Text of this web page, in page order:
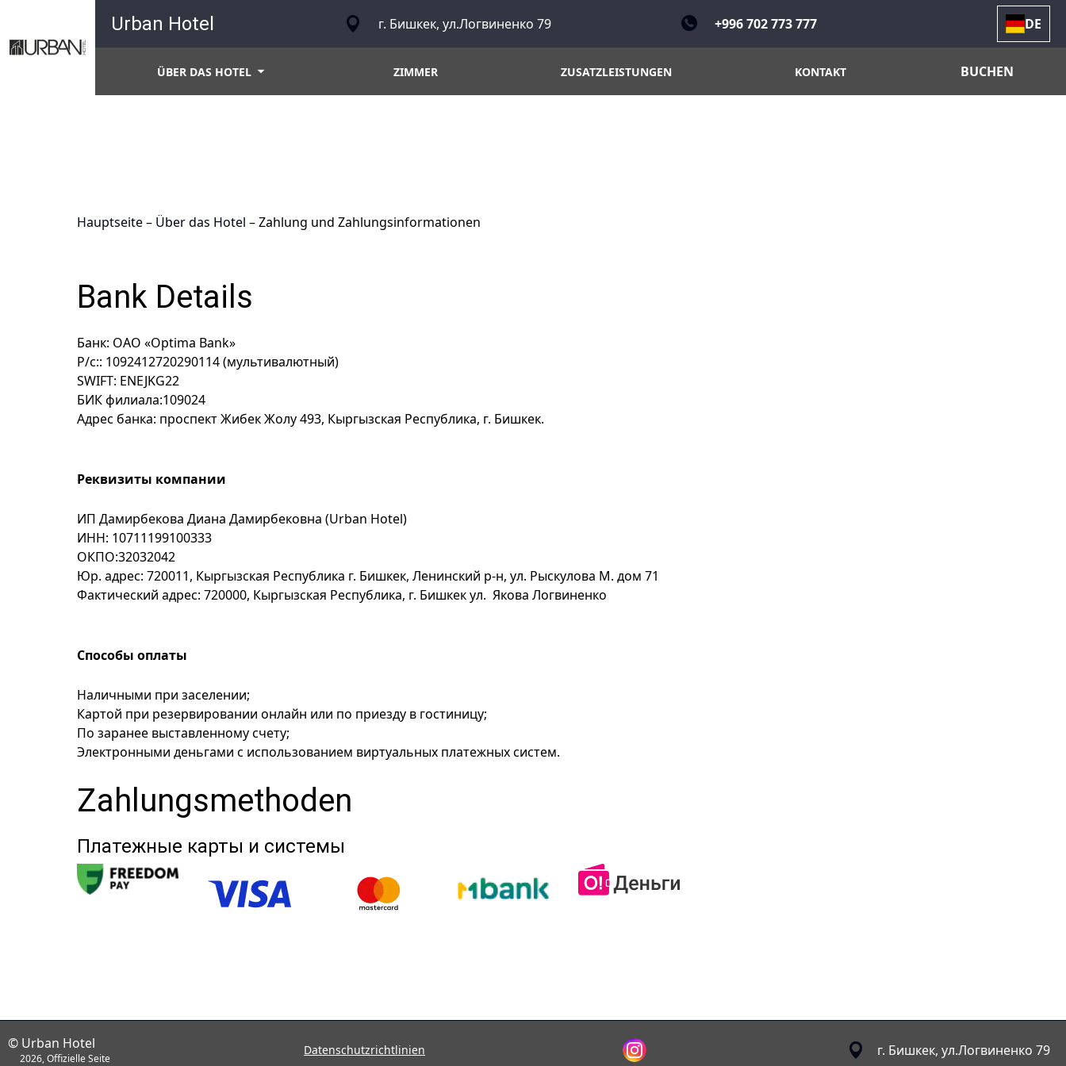
Urban Hotel г. Бишкек, ул.Логвиненко 79 +996 702 773 777 DE
ÜBER DAS HOTEL ZIMMER ZUSATZLEISTUNGEN KONTAKT BUCHEN
Hauptseite– Über das Hotel –Zahlung und Zahlungsinformationen
Bank Details
Банк: ОАО «Optima Bank»
Р/с:: 1092412720290114 (мультивалютный)
SWIFT: ENEJKG22
БИК филиала:109024
Адрес банка: проспект Жибек Жолу 493, Кыргызская Республика, г. Бишкек.
Реквизиты компании
ИП Дамирбекова Диана Дамирбековна (Urban Hotel)
ИНН: 10711199100333
ОКПО:32032042
Юр. адрес: 720011, Кыргызская Республика г. Бишкек, Ленинский р-н, ул. Рыскулова М. дом 71
Фактический адрес: 720000, Кыргызская Республика, г. Бишкек ул. Якова Логвиненко
Способы оплаты
Наличными при заселении;
Картой при резервировании онлайн или по приезду в гостиницу;
По заранее выставленному счету;
Электронными деньгами с использованием виртуальных платежных систем.
Zahlungsmethoden
Платежные карты и системы
© Urban Hotel
2026, Offizielle Seite
Datenschutzrichtlinien г. Бишкек, ул.Логвиненко 79